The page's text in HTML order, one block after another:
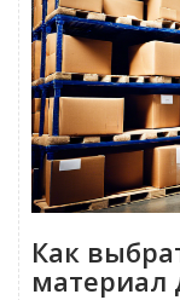
Как
материал